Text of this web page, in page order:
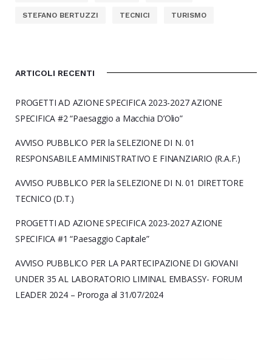
STEFANO BERTUZZI TECNICI TURISMO
ARTICOLI RECENTI
PROGETTI AD AZIONE SPECIFICA 2023-2027 AZIONE
SPECIFICA #2 “Paesaggio a Macchia D’Olio”
AVVISO PUBBLICO PER la SELEZIONE DI N. 01
RESPONSABILE AMMINISTRATIVO E FINANZIARIO (R.A.F.)
AVVISO PUBBLICO PER la SELEZIONE DI N. 01 DIRETTORE
TECNICO (D.T.)
PROGETTI AD AZIONE SPECIFICA 2023-2027 AZIONE
SPECIFICA #1 “Paesaggio Capitale”
AVVISO PUBBLICO PER LA PARTECIPAZIONE DI GIOVANI
UNDER 35 AL LABORATORIO LIMINAL EMBASSY- FORUM
LEADER 2024 – Proroga al 31/07/2024